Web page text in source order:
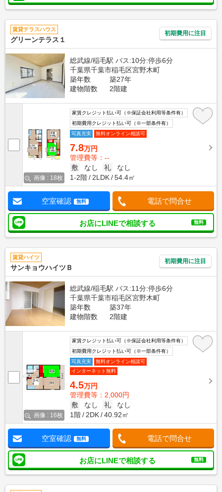
賃貸テラスハウス
グリーンテラス１
初期費用に注目
総武線/稲毛駅 バス:10分:停歩6分
千葉県千葉市稲毛区宮野木町
築年数
築27年
建物階数
2階建
画像 : 18枚
家賃クレジット払い可（※保証会社利用等条件有）
初期費用クレジット払い可（※一部条件有）
写真充実
無料オンライン相談可
7.8万円
管理費等：--
敷
なし 礼
なし
1-2階
2LDK 54.4㎡
空室確認 無料 電話で問合せ
お店にLINEで相談する 無料
賃貸ハイツ
サンキョウハイツＢ
初期費用に注目
総武線/稲毛駅 バス:11分:停歩6分
千葉県千葉市稲毛区宮野木町
築年数
築37年
建物階数
2階建
画像 : 16枚
家賃クレジット払い可（※保証会社利用等条件有）
初期費用クレジット払い可（※一部条件有）
写真充実
無料オンライン相談可
インターネット無料
4.5万円
管理費等：2,000円
敷
なし 礼
なし
1階
2DK 40.92㎡
空室確認 無料 電話で問合せ
お店にLINEで相談する 無料